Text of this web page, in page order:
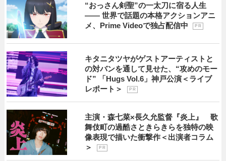
“おっさん剣聖”の一太刀に宿る人生
―― 世界で話題の本格アクションアニ
メ、Prime Videoで独占配信中
P R
キタニタツヤがゲストアーティストと
の対バンを通して見せた、“攻めのモー
ド” 「Hugs Vol.6」神戸公演＜ライブ
レポート＞
P R
主演・森七菜×長久允監督『炎上』 歌
舞伎町の過酷さときらきらを独特の映
像表現で描いた衝撃作＜出演者コラム
＞
P R